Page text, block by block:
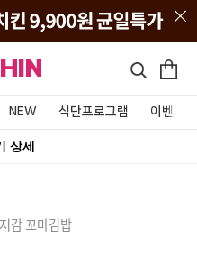
NEW 식단프로그램 이벤트&
상세
감 꼬마김밥